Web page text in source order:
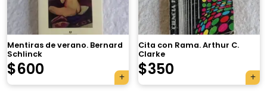
Mentiras de verano. Bernard
Schlinck
$600
Cita con Rama. Arthur C.
Clarke
$350
Tu carrito está vacío.
Agregá un producto y aparecerá acá
automáticamente.